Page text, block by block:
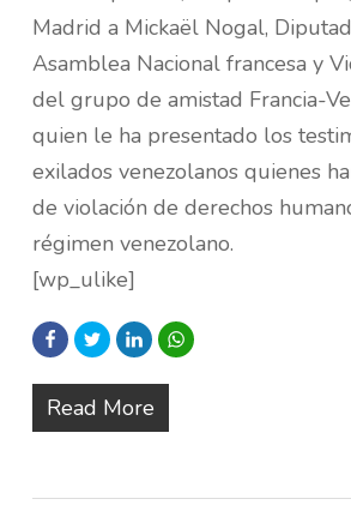
Madrid a Mickaël Nogal,
Asamblea Nacional francesa y
del grupo de amistad Francia-
quien le ha presentado los
exilados venezolanos quienes
de violación de derechos
régimen venezolano.
[wp_ulike]
Read More